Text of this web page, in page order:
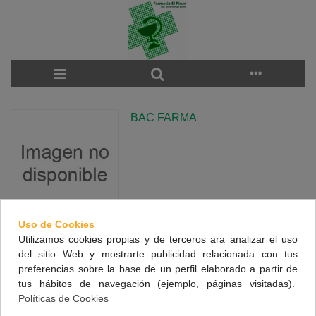
BAC FARMA
There are no products on the category.
NUESTRA FARMACIA
Uso de Cookies
Utilizamos cookies propias y de terceros ara analizar el uso
del sitio Web y mostrarte publicidad relacionada con tus
preferencias sobre la base de un perfil elaborado a partir de
tus hábitos de navegación (ejemplo, páginas visitadas).
Políticas de Cookies